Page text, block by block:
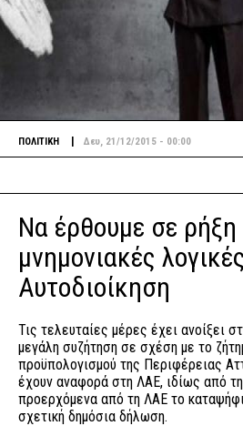
ΠΟΛΙΤΙΚΗ Δευ, 21/12/2015 - 00:00
Να έρθουμε σε ρήξη
μνημονιακές
Αυτοδιοίκηση
Τις τελευταίες μέρες έχει ανοίξει
μεγάλη συζήτηση σε σχέση με το
προϋπολογισμού της Περιφέρειας
έχουν αναφορά στη ΛΑΕ, ιδίως από
προερχόμενα από τη ΛΑΕ το
σχετική δημόσια δήλωση.